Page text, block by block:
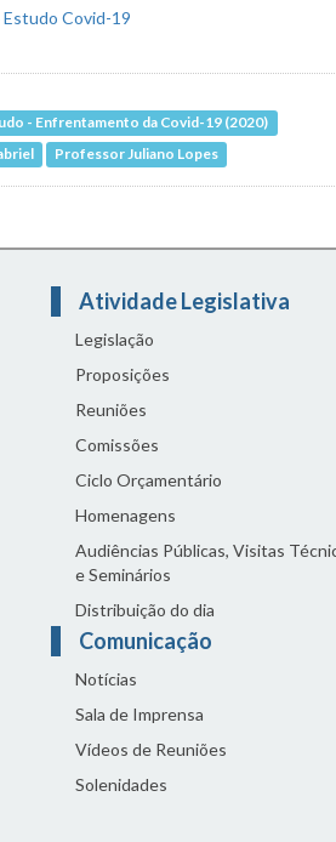
- Enfrentamento da Covid-19 (2020)
Professor Juliano Lopes
Atividade Legislativa
Legislação
Proposições
Reuniões
Comissões
Ciclo Orçamentário
Homenagens
Audiências Públicas, Visitas
e Seminários
Distribuição do dia
Comunicação
Notícias
Sala de Imprensa
Vídeos de Reuniões
Solenidades